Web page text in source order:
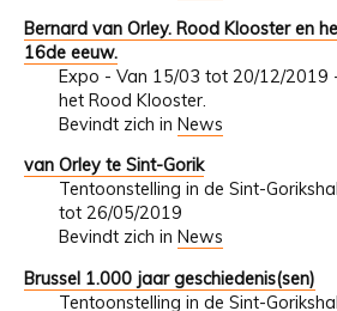
Bernard van Orley. Rood Klooster en
16de eeuw.
Expo - Van 15/03 tot 20/12/2019
het Rood Klooster.
Bevindt zich in News
van Orley te Sint-Gorik
Tentoonstelling in de Sint-
tot 26/05/2019
Bevindt zich in News
Brussel 1.000 jaar geschiedenis(sen)
Tentoonstelling in de Sint-